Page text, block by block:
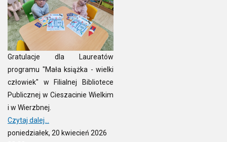
Gratulacje dla Laureatów
programu "Mała książka - wielki
człowiek" w Filialnej Bibliotece
Publicznej w Cieszacinie Wielkim
i w Wierzbnej.
Czytaj dalej...
poniedziałek, 20 kwiecień 2026